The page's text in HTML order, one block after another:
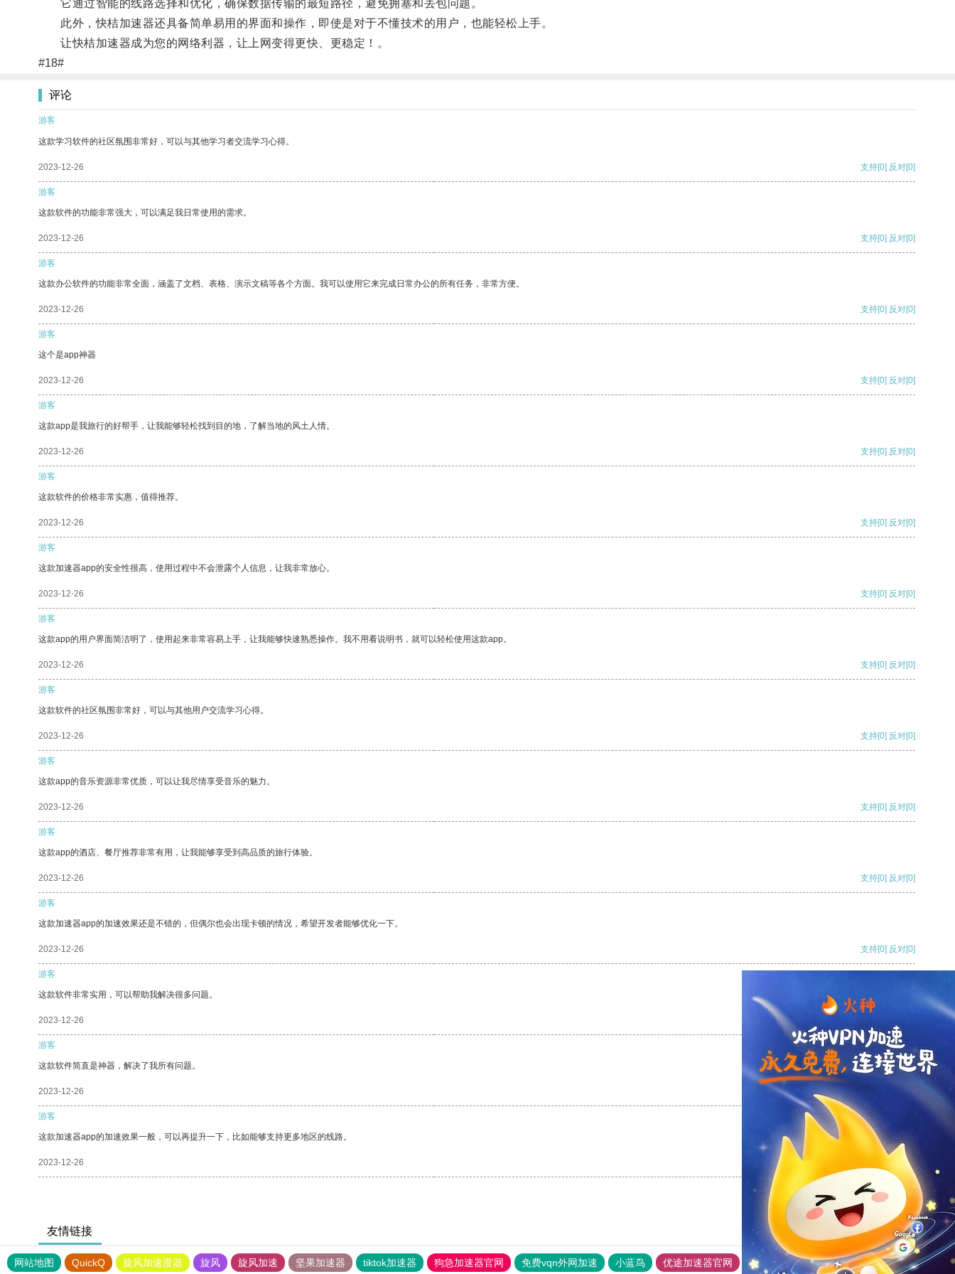
它通过智能的线路选择和优化，确保数据传输的最短路径，避免拥塞和丢包问题。
此外，快桔加速器还具备简单易用的界面和操作，即使是对于不懂技术的用户，也能轻松上手。
让快桔加速器成为您的网络利器，让上网变得更快、更稳定！。
#18#
评论
游客
这款学习软件的社区氛围非常好，可以与其他学习者交流学习心得。
2023-12-26 支持[0] 反对[0]
游客
这款软件的功能非常强大，可以满足我日常使用的需求。
2023-12-26 支持[0] 反对[0]
游客
这款办公软件的功能非常全面，涵盖了文档、表格、演示文稿等各个方面。我可以使用它来完成日常办公的所有任务，非常方便。
2023-12-26 支持[0] 反对[0]
游客
这个是app神器
2023-12-26 支持[0] 反对[0]
游客
这款app是我旅行的好帮手，让我能够轻松找到目的地，了解当地的风土人情。
2023-12-26 支持[0] 反对[0]
游客
这款软件的价格非常实惠，值得推荐。
2023-12-26 支持[0] 反对[0]
游客
这款加速器app的安全性很高，使用过程中不会泄露个人信息，让我非常放心。
2023-12-26 支持[0] 反对[0]
游客
这款app的用户界面简洁明了，使用起来非常容易上手，让我能够快速熟悉操作。我不用看说明书，就可以轻松使用这款app。
2023-12-26 支持[0] 反对[0]
游客
这款软件的社区氛围非常好，可以与其他用户交流学习心得。
2023-12-26 支持[0] 反对[0]
游客
这款app的音乐资源非常优质，可以让我尽情享受音乐的魅力。
2023-12-26 支持[0] 反对[0]
游客
这款app的酒店、餐厅推荐非常有用，让我能够享受到高品质的旅行体验。
2023-12-26 支持[0] 反对[0]
游客
这款加速器app的加速效果还是不错的，但偶尔也会出现卡顿的情况，希望开发者能够优化一下。
2023-12-26 支持[0] 反对[0]
游客
这款软件非常实用，可以帮助我解决很多问题。
2023-12-26
游客
这款软件简直是神器，解决了我所有问题。
2023-12-26 反对
游客
这款加速器app的加速效果一般，可以再提升一下，比如能够支持更多地区的线路。
2023-12-26 反对[0]
友情链接
网站地图 QuickQ 旋风加速度器 旋风 旋风加速 坚果加速器 tiktok加速器 狗急加速器官网 免费vqn外网加速 小蓝鸟 优途加速器官网 风驰加速器 旋风加速器 八戒看书